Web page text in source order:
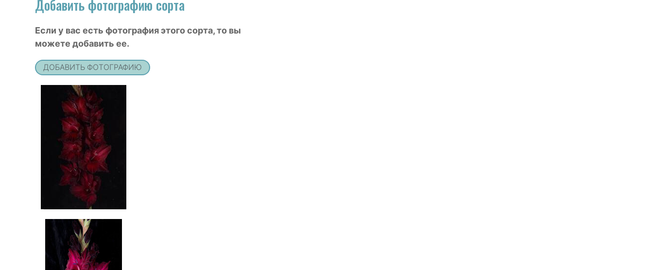
Добавить фотографию сорта
Если у вас есть фотография этого сорта, то вы
можете добавить ее.
ДОБАВИТЬ ФОТОГРАФИЮ